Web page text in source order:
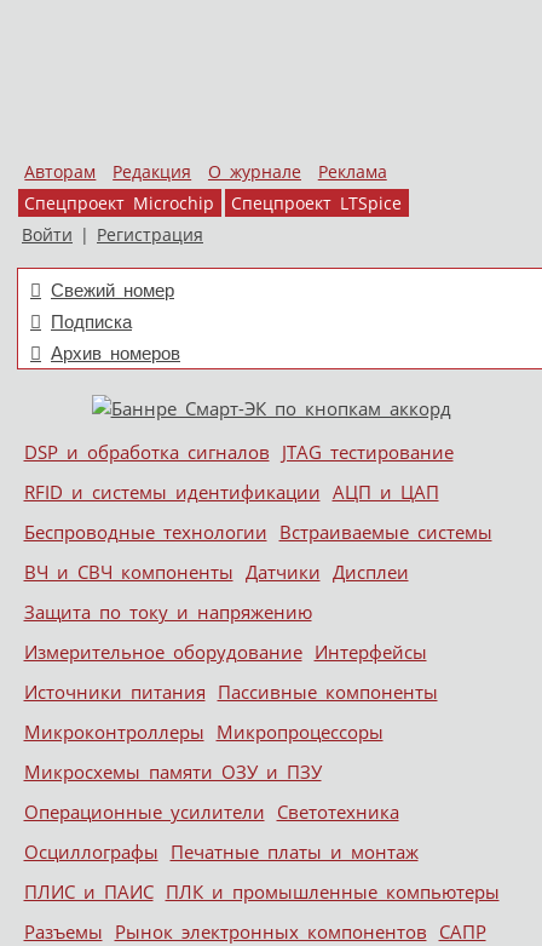
Авторам Редакция О журнале
Реклама
Спецпроект Microchip
Спецпроект LTSpice
Войти | Регистрация
Свежий номер
Подписка
Архив номеров
Меню
Skip to content
DSP и обработка сигналов JTAG тестирование
RFID и системы идентификации АЦП и ЦАП
Беспроводные технологии Встраиваемые системы
ВЧ и СВЧ компоненты Датчики Дисплеи
Защита по току и напряжению
Измерительное оборудование Интерфейсы
Источники питания Пассивные компоненты
Микроконтроллеры Микропроцессоры
Микросхемы памяти ОЗУ и ПЗУ
Операционные усилители Светотехника
Осциллографы Печатные платы и монтаж
ПЛИС и ПАИС ПЛК и промышленные компьютеры
Разъемы Рынок электронных компонентов САПР